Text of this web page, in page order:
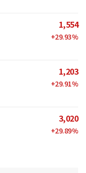
1,554
+29.93%
1,203
+29.91%
3,020
+29.89%